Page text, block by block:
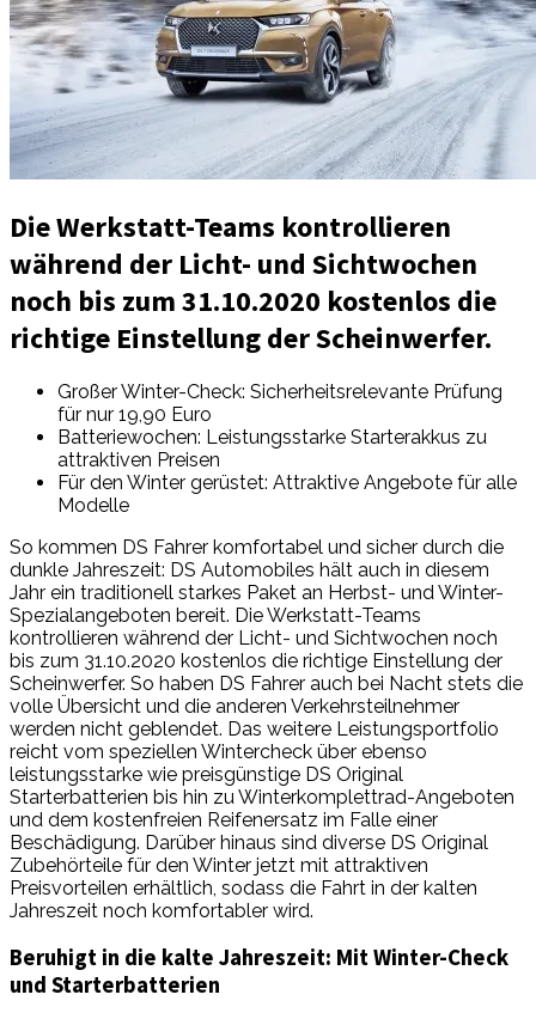
Die Werkstatt-Teams kontrollieren
während der Licht- und Sichtwochen
noch bis zum 31.10.2020 kostenlos die
richtige Einstellung der Scheinwerfer.
Großer Winter-Check: Sicherheitsrelevante Prüfung
für nur 19,90 Euro
Batteriewochen: Leistungsstarke Starterakkus zu
attraktiven Preisen
Für den Winter gerüstet: Attraktive Angebote für alle
Modelle
So kommen DS Fahrer komfortabel und sicher durch die
dunkle Jahreszeit: DS Automobiles hält auch in diesem
Jahr ein traditionell starkes Paket an Herbst- und Winter-
Spezialangeboten bereit. Die Werkstatt-Teams
kontrollieren während der Licht- und Sichtwochen noch
bis zum 31.10.2020 kostenlos die richtige Einstellung der
Scheinwerfer. So haben DS Fahrer auch bei Nacht stets die
volle Übersicht und die anderen Verkehrsteilnehmer
werden nicht geblendet. Das weitere Leistungsportfolio
reicht vom speziellen Wintercheck über ebenso
leistungsstarke wie preisgünstige DS Original
Starterbatterien bis hin zu Winterkomplettrad-Angeboten
und dem kostenfreien Reifenersatz im Falle einer
Beschädigung. Darüber hinaus sind diverse DS Original
Zubehörteile für den Winter jetzt mit attraktiven
Preisvorteilen erhältlich, sodass die Fahrt in der kalten
Jahreszeit noch komfortabler wird.
Beruhigt in die kalte Jahreszeit: Mit Winter-Check
und Starterbatterien